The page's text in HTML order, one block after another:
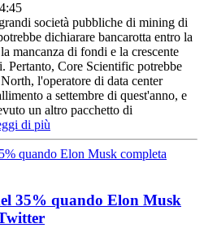
società pubbliche di mining di
dichiarare bancarotta entro la
mancanza di fondi e la crescente
Pertanto, Core Scientific potrebbe
l'operatore di data center
a settembre di quest'anno, e
un altro pacchetto di
di più
35% quando Elon Musk